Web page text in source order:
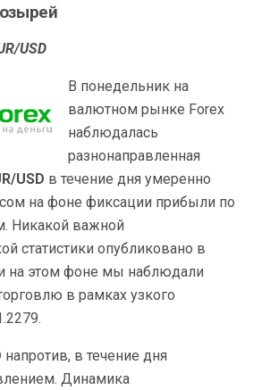
USD
В понедельник на
валютном рынке Forex
наблюдалась
разнонаправленная
USD в течение дня умеренно
на фоне фиксации прибыли по
Никакой важной
статистики опубликовано в
на этом фоне мы наблюдали
в рамках узкого
напротив, в течение дня
Динамика